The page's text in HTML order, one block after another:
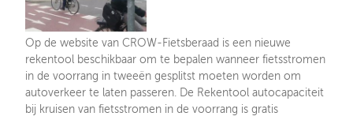
Op de website van CROW-Fietsberaad is een nieuwe
rekentool beschikbaar om te bepalen wanneer fietsstromen
in de voorrang in tweeën gesplitst moeten worden om
autoverkeer te laten passeren. De Rekentool autocapaciteit
bij kruisen van fietsstromen in de voorrang is gratis